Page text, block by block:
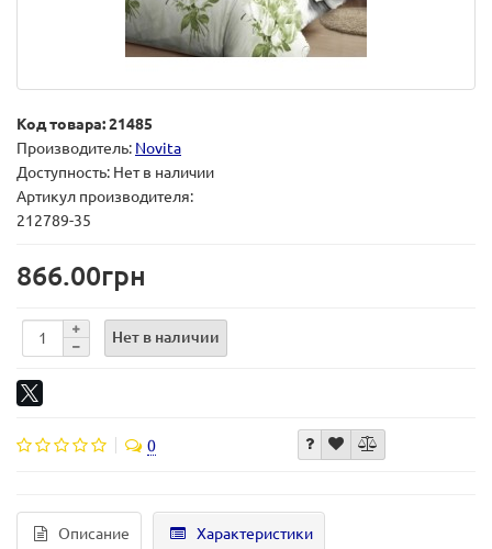
Код товара: 21485
Производитель: Novita
Доступность: Нет в наличии
Артикул производителя:
212789-35
866.00грн
Нет в наличии
0
Описание Характеристики